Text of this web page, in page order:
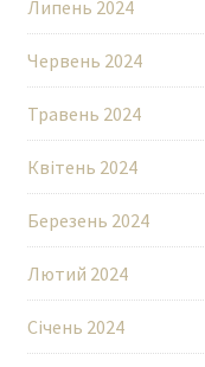
Липень 2024
Червень 2024
Травень 2024
Квітень 2024
Березень 2024
Лютий 2024
Січень 2024